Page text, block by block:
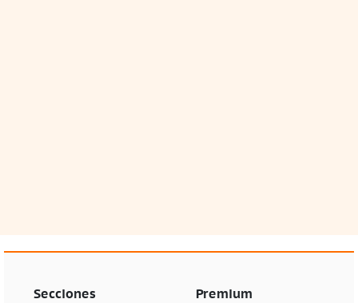
Secciones Premium